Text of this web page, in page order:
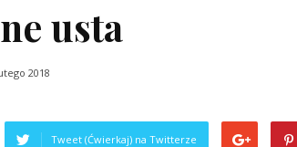
usta
2018
Tweet (Ćwierkaj) na Twitterze